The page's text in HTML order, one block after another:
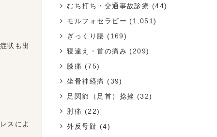
状も出
スによ
むち打ち・交通事故診療 (44)
モルフォセラピー (1,051)
ぎっくり腰 (169)
寝違え・首の痛み (209)
膝痛 (75)
坐骨神経痛 (39)
足関節（足首）捻挫 (32)
肘痛 (22)
外反母趾 (4)